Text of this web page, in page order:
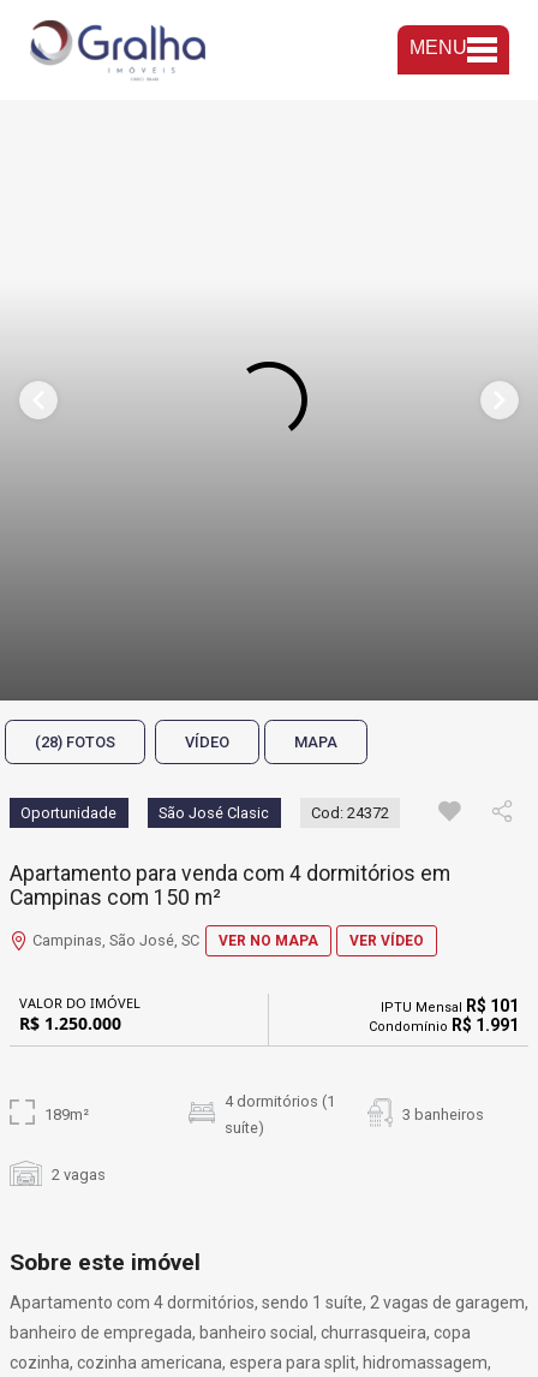
MENU
(28) FOTOS VÍDEO MAPA
Oportunidade São José Clasic Cod: 24372
Apartamento para venda com 4 dormitórios em
Campinas com 150 m²
Campinas, São José, SC VER NO MAPA VER VÍDEO
VALOR DO IMÓVEL
R$ 1.250.000
IPTU Mensal R$ 101
Condomínio R$ 1.991
189m²
4 dormitórios (1
suíte)
3 banheiros
2 vagas
Sobre este imóvel
Apartamento com 4 dormitórios, sendo 1 suíte, 2 vagas de garagem,
banheiro de empregada, banheiro social, churrasqueira, copa
cozinha, cozinha americana, espera para split, hidromassagem,